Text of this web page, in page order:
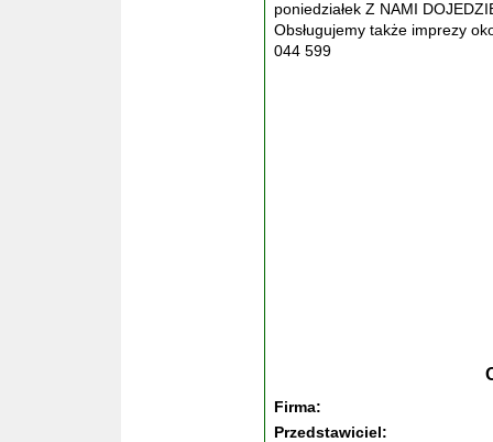
poniedziałek Z NAMI
Obsługujemy także imprezy
044 599
Firma:
Przedstawiciel: